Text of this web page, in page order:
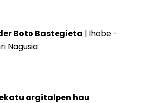
Boto Bastegieta | Ihobe -
Nagusia
argitalpen hau